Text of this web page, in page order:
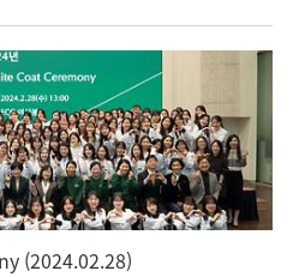
(2024.02.28)